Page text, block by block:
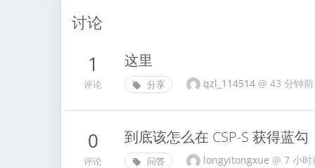
讨论
1
评论
这里
分享 qzl_114514 @ 43 分钟前
0
评论
到底该怎么在 CSP-S 获得蓝勾
问答 longyitongxue @ 7 小时